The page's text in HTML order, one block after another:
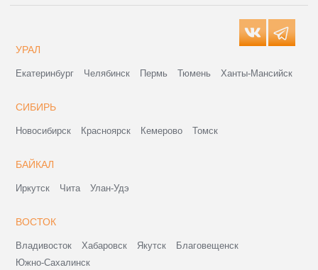
УРАЛ
Екатеринбург Челябинск Пермь Тюмень Ханты-Мансийск
СИБИРЬ
Новосибирск Красноярск Кемерово Томск
БАЙКАЛ
Иркутск Чита Улан-Удэ
ВОСТОК
Владивосток Хабаровск Якутск
Благовещенск
Южно-Сахалинск